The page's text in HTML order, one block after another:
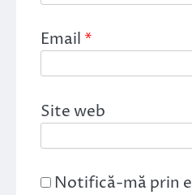
Email *
Site web
Notifică-mă prin